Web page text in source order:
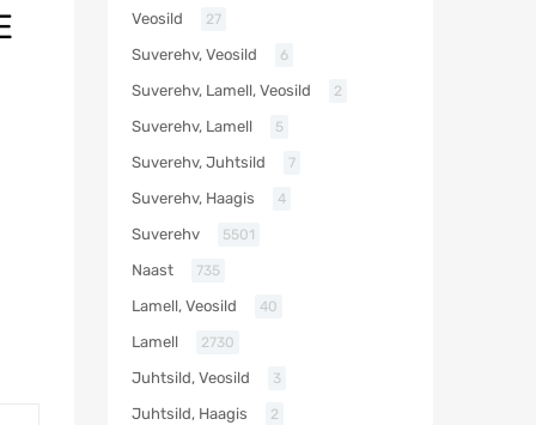
Veosild 27
Suverehv, Veosild 6
Suverehv, Lamell, Veosild 2
Suverehv, Lamell 5
Suverehv, Juhtsild 7
Suverehv, Haagis 4
Suverehv 5501
Naast 735
Lamell, Veosild 40
Lamell 2730
Juhtsild, Veosild 3
Juhtsild, Haagis 2